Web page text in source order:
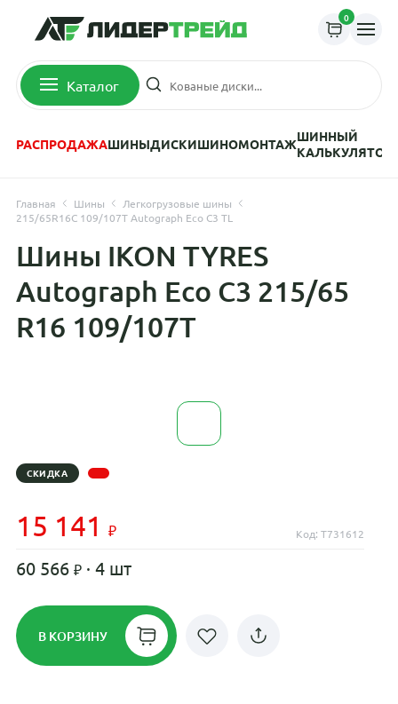
0
Каталог
РАСПРОДАЖАШИНЫДИСКИШИНОМОНТАЖШИННЫЙ
КАЛЬКУЛЯТОР
Главная Шины
Легкогрузовые шины
215/65R16C 109/107T Autograph Eco C3 TL
Шины IKON TYRES
Autograph Eco C3 215/65
R16 109/107T
СКИДКА
15 141 Код: T731612
60 566 · 4 шт
В КОРЗИНУ